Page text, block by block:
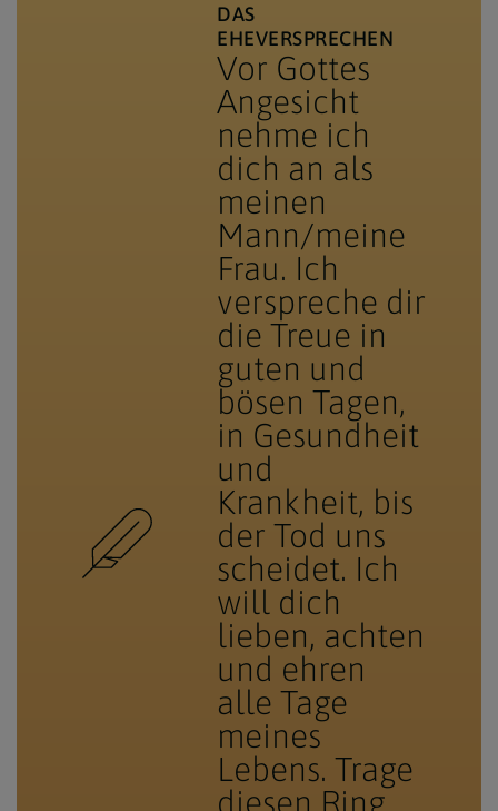
DAS
EHEVERSPRECHEN
Vor Gottes
Angesicht
nehme ich
dich an als
meinen
Mann/meine
Frau. Ich
verspreche dir
die Treue in
guten und
bösen Tagen,
in Gesundheit
und
Krankheit, bis
der Tod uns
scheidet. Ich
will dich
lieben, achten
und ehren
alle Tage
meines
Lebens. Trage
diesen Ring